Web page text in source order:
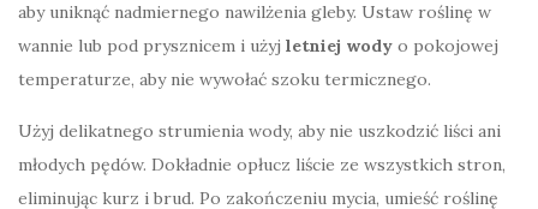
aby uniknąć nadmiernego nawilżenia gleby. Ustaw roślinę w
wannie lub pod prysznicem i użyj letniej wody o pokojowej
temperaturze, aby nie wywołać szoku termicznego.
Użyj delikatnego strumienia wody, aby nie uszkodzić liści ani
młodych pędów. Dokładnie opłucz liście ze wszystkich stron,
eliminując kurz i brud. Po zakończeniu mycia, umieść roślinę